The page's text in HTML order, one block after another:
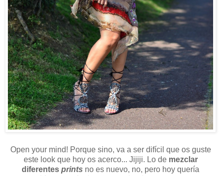
Open your mind! Porque sino, va a ser difícil que os guste
este look que hoy os acerco... Jijiji. Lo de mezclar
diferentes prints no es nuevo, no, pero hoy quería